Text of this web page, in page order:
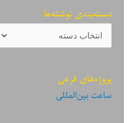
دسته‌بندی نوشته‌ها
دسته‌بندی
نوشته‌ها
پروژه‌های فرعی
ساعت بین‌المللی